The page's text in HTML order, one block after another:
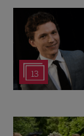
13